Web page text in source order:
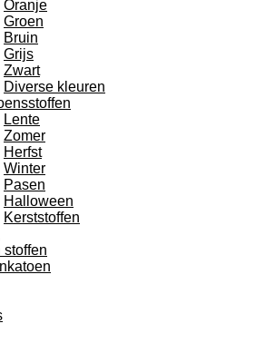
Oranje
Groen
Bruin
Grijs
Zwart
Diverse kleuren
Lente
Zomer
Herfst
Winter
Pasen
Halloween
Kerststoffen
stoffen